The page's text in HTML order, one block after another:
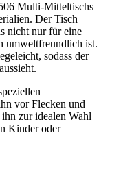
Multi-Mitteltischs
Der Tisch
nicht nur für eine
umweltfreundlich ist.
sodass der
vor Flecken und
zur idealen Wahl
Kinder oder